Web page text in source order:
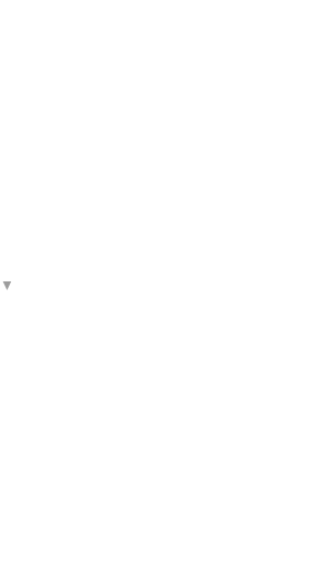
▼